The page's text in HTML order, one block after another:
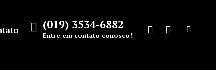
(019) 3534-6882
Entre em contato conosco!
FacebookInstagram
Search: